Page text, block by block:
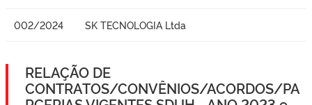
002/2024 SK TECNOLOGIA Ltda
RELAÇÃO DE
CONTRATOS/CONVÊNIOS/ACORDOS/PA